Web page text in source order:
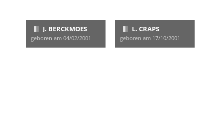
J. BERCKMOES
geboren am 04/02/2001
L. CRAPS
geboren am 17/10/2001